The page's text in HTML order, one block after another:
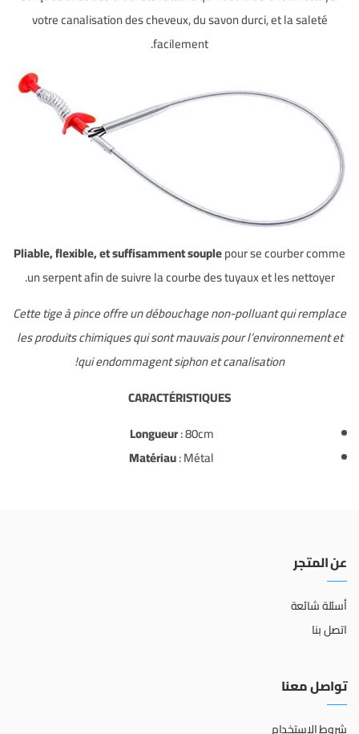
votre canalisation des cheveux, du savon durci, et la saleté
facilement.
Pliable, flexible, et suffisamment souplepour se courber comme
un serpent afin de suivre la courbe des tuyaux et les nettoyer.
Cette tige à pince offre un débouchage non-polluant qui remplace
les produits chimiques qui sont mauvais pour l’environnement et
qui endommagent siphon et canalisation!
CARACTÉRISTIQUES
Longueur: 80cm
Matériau: Métal
عن المتجر
أسئلة شائعة
اتصل بنا
تواصل معنا
شروط الاستخدام